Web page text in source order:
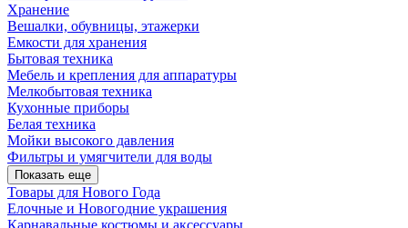
Хранение
Вешалки, обувницы, этажерки
Емкости для хранения
Бытовая техника
Мебель и крепления для аппаратуры
Мелкобытовая техника
Кухонные приборы
Белая техника
Мойки высокого давления
Фильтры и умягчители для воды
Показать еще
Товары для Нового Года
Елочные и Новогодние украшения
Карнавальные костюмы и аксессуары